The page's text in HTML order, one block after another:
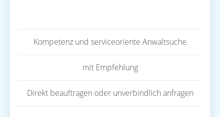
Kompetenz und serviceoriente Anwaltsuche
mit Empfehlung
Direkt beauftragen oder unverbindlich anfragen